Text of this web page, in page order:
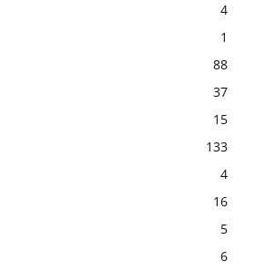
4
1
88
37
15
133
4
16
5
6